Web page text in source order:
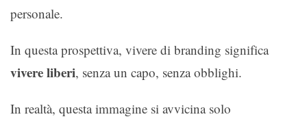
personale.
In questa prospettiva, vivere di branding significa
vivere liberi, senza un capo, senza obblighi.
In realtà, questa immagine si avvicina solo